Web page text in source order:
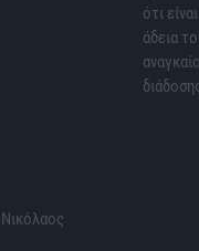
Νικόλαος
ότι
άδεια